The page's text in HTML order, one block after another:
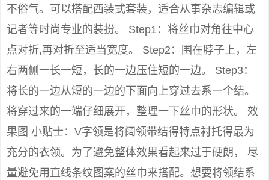
不俗气。可以搭配西装式套装，适合从事杂志编辑或
记者等时尚专业的装扮。 Step1：将丝巾对角往中心
点对折,再对折至适当宽度。 Step2：围在脖子上，左
右两侧一长一短，长的一边压住短的一边。 Step3：
将长的一边从短的一边的下面向上穿过去系一个结。
将穿过来的一端仔细展开，整理一下丝巾的形状。 效
果图 小贴士：V字领是将阔领带结得特点衬托得最为
充分的衣领。为了避免整体效果看起来过于硬朗， 尽
量避免用直线条纹图案的丝巾来搭配。想要将领结系